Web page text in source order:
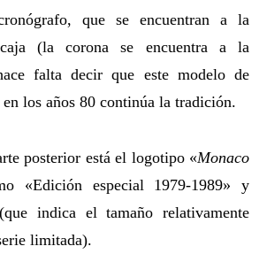
que se encuentran a la
(la corona se encuentra a la
falta decir que este modelo de
los años 80 continúa la tradición.
posterior está el logotipo «Monaco
«Edición especial 1979-1989» y
indica el tamaño relativamente
limitada).